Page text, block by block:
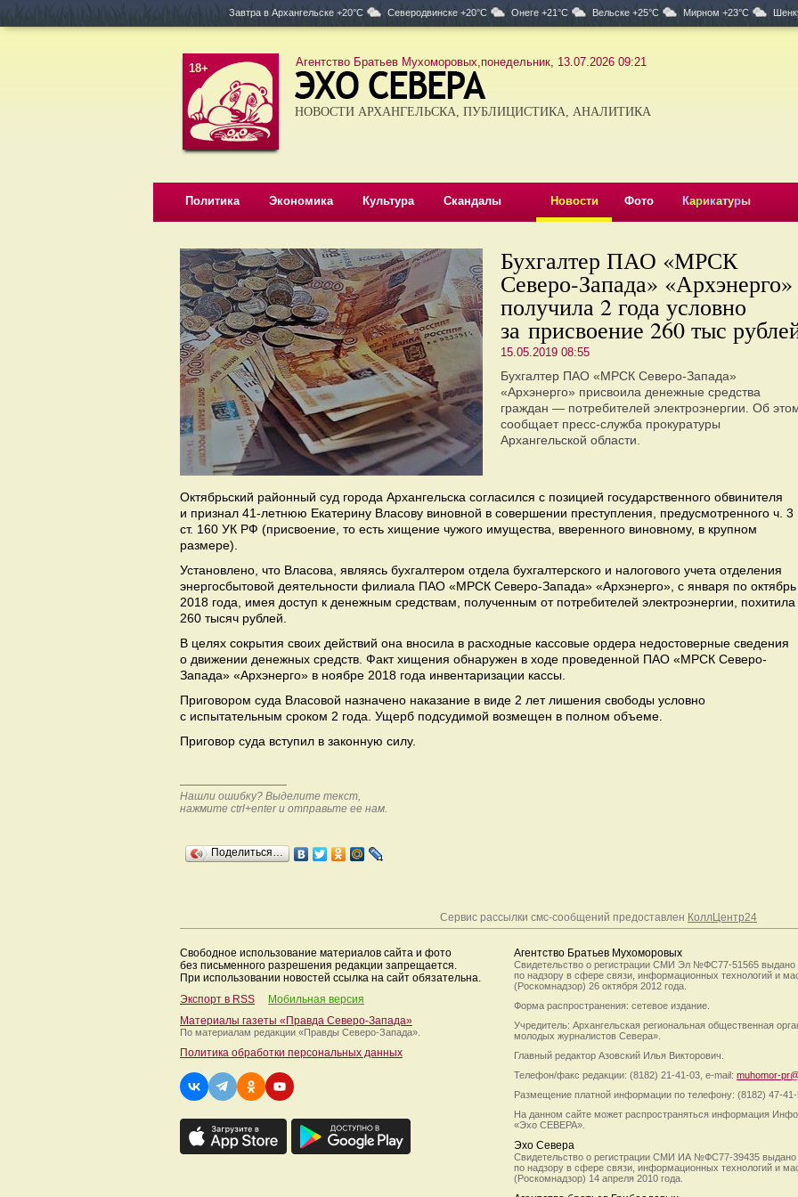
Завтра в Архангельске +20°C Северодвинске +20°C Онеге +21°C Вельске +25°C Мирном +23°C
18+ Агентство Братьев Мухоморовых,понедельник, 13.07.2026 09:21
НОВОСТИ АРХАНГЕЛЬСКА, ПУБЛИЦИСТИКА, АНАЛИТИКА
Политика Экономика Культура Скандалы Новости Фото Карикатуры
Бухгалтер ПАО «МРСК
Северо-Запада» «Архэнерго»
получила 2 года условно
за присвоение 260 тыс
15.05.2019 08:55
Бухгалтер ПАО «МРСК Северо-Запада»
«Архэнерго» присвоила денежные средства
граждан — потребителей электроэнергии. Об
сообщает пресс-служба прокуратуры
Архангельской области.
Октябрьский районный суд города Архангельска согласился с позицией государственного обвинителя
и признал 41-летнюю Екатерину Власову виновной в совершении преступления, предусмотренного ч. 3
ст. 160 УК РФ (присвоение, то есть хищение чужого имущества, вверенного виновному, в крупном
размере).
Установлено, что Власова, являясь бухгалтером отдела бухгалтерского и налогового учета отделения
энергосбытовой деятельности филиала ПАО «МРСК Северо-Запада» «Архэнерго», с января по октябрь
2018 года, имея доступ к денежным средствам, полученным от потребителей электроэнергии, похитила
260 тысяч рублей.
В целях сокрытия своих действий она вносила в расходные кассовые ордера недостоверные сведения
о движении денежных средств. Факт хищения обнаружен в ходе проведенной ПАО «МРСК Северо-
Запада» «Архэнерго» в ноябре 2018 года инвентаризации кассы.
Приговором суда Власовой назначено наказание в виде 2 лет лишения свободы условно
с испытательным сроком 2 года. Ущерб подсудимой возмещен в полном объеме.
Приговор суда вступил в законную силу.
Нашли ошибку? Выделите текст,
нажмите ctrl+enter и отправьте ее нам.
Поделиться…
Сервис рассылки смс-сообщений предоставлен КоллЦентр24
Свободное использование материалов сайта и фото
без письменного разрешения редакции запрещается.
При использовании новостей ссылка на сайт обязательна.
Экспорт в RSS
Мобильная версия
Материалы газеты «Правда Северо-Запада»
По материалам редакции «Правды Северо-Запада».
Политика обработки персональных данных
Агентство Братьев Мухоморовых
Свидетельство о регистрации СМИ Эл №ФС77-51565 выдано
по надзору в сфере связи, информационных технологий и
(Роскомнадзор) 26 октября 2012 года.
Форма распространения: сетевое издание.
Учредитель: Архангельская региональная общественная
молодых журналистов Севера».
Главный редактор Азовский Илья Викторович.
Телефон/факс редакции: (8182) 21-41-03, e-mail: muhomor-
Размещение платной информации по телефону: (8182) 47-
На данном сайте может распространяться информация
«Эхо СЕВЕРА».
Эхо Севера
Свидетельство о регистрации СМИ ИА №ФС77-39435 выдано
по надзору в сфере связи, информационных технологий и
(Роскомнадзор) 14 апреля 2010 года.